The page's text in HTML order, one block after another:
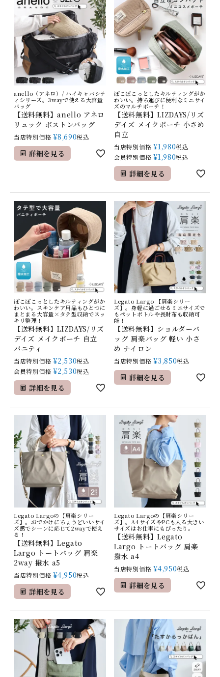
anello（アネロ）/ ハイキャパシテ
ィシリーズ。3wayで使える大容量
バッグ
【送料無料】anello アネロ
リュック ボストンバッグ
当店特別価格 ¥8,690税込
詳細を見る
ぽこぽこっとしたキルティングがか
わいい。持ち運びに便利なミニサイ
ズのマルチポーチ！
【送料無料】LIZDAYS/リズ
デイズ メイクポーチ 小さめ
自立
当店特別価格 ¥1,980税込
会員特別価格 ¥1,980税込
詳細を見る
ぽこぽこっとしたキルティングがか
わいい。スキンケア用品もひとつに
まとまる大容量×タテ型収納でスッ
キリ整理！
【送料無料】LIZDAYS/リズ
デイズ メイクポーチ 自立
バニティ
当店特別価格 ¥2,530税込
会員特別価格 ¥2,530税込
詳細を見る
Legato Largo 【肩楽シリー
ズ】。身軽に過ごせるミニサイズで
もペットボトルや長財布も収納可
能！
【送料無料】ショルダーバ
ッグ 肩楽バッグ 軽い 小さ
め ナイロン
当店特別価格 ¥3,850税込
詳細を見る
Legato Largoの【肩楽シリー
ズ】。おでかけにちょうどいいサイ
ズ感でシーンに応じて2wayで使え
る！
【送料無料】Legato
Largo トートバッグ 肩楽
2way 撥水 a5
当店特別価格 ¥4,950税込
詳細を見る
Legato Largoの【肩楽シリー
ズ】。A4サイズやPCも入る大きい
サイズはお仕事にもぴったり。
【送料無料】Legato
Largo トートバッグ 肩楽
撥水 a4
当店特別価格 ¥4,950税込
詳細を見る